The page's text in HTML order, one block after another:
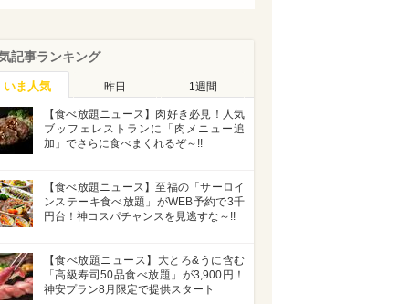
記事ランキング
いま人気 昨日 1週間
【食べ放題ニュース】肉好き必見！人気
ブッフェレストランに「肉メニュー追
加」でさらに食べまくれるぞ～!!
【食べ放題ニュース】至福の「サーロイ
ンステーキ食べ放題」がWEB予約で3千
円台！神コスパチャンスを見逃すな～!!
【食べ放題ニュース】大とろ&うに含む
「高級寿司50品食べ放題」が3,900円！
神安プラン8月限定で提供スタート